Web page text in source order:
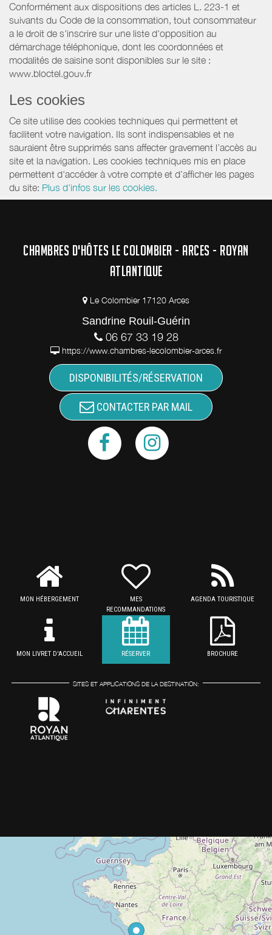
Conformément aux dispositions des articles L. 223-1 et
suivants du Code de la consommation, tout consommateur
a le droit de s'inscrire sur une liste d'opposition au
démarchage téléphonique, dont les coordonnées et
modalités de saisine sont disponibles sur le site :
www.bloctel.gouv.fr
Les cookies
Ce site utilise des cookies techniques qui permettent et
facilitent votre navigation. Ils sont indispensables et ne
sauraient être supprimés sans affecter gravement l’accès au
site et la navigation. Les cookies techniques mis en place
permettent d'accéder à votre compte et d’afficher les pages
du site: Plus d'infos sur les cookies.
CHAMBRES D'HÔTES LE COLOMBIER - ARCES - ROYAN
ATLANTIQUE
Le Colombier 17120 Arces
Sandrine Rouil-Guérin
06 67 33 19 28
https://www.chambres-lecolombier-arces.fr
DISPONIBILITÉS/RÉSERVATION
CONTACTER PAR MAIL
MON HÉBERGEMENT
MES
RECOMMANDATIONS
AGENDA TOURISTIQUE
MON LIVRET D'ACCUEIL RÉSERVER BROCHURE
SITES ET APPLICATIONS DE LA DESTINATION: